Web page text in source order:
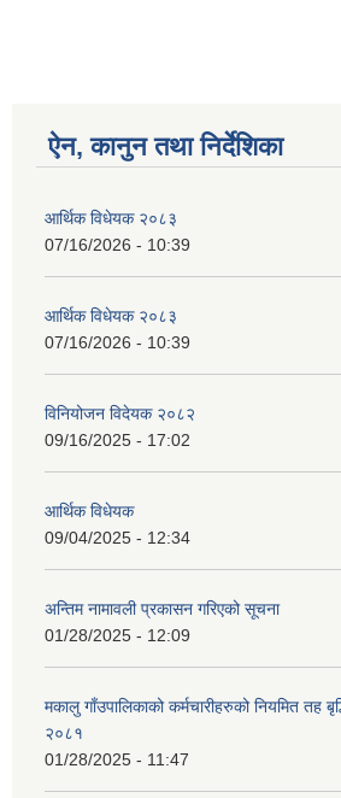
ऐन, कानुन तथा निर्देशिका
आर्थिक विधेयक २०८३
07/16/2026 - 10:39
आर्थिक विधेयक २०८३
07/16/2026 - 10:39
विनियोजन विदेयक २०८२
09/16/2025 - 17:02
आर्थिक विधेयक
09/04/2025 - 12:34
अन्तिम नामावली प्रकासन गरिएको सूचना
01/28/2025 - 12:09
मकालु गाँउपालिकाको कर्मचारीहरुको नियमित तह
२०८१
01/28/2025 - 11:47